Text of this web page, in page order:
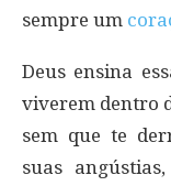
sempre um
Deus ensina
viverem dentro
sem que te
suas